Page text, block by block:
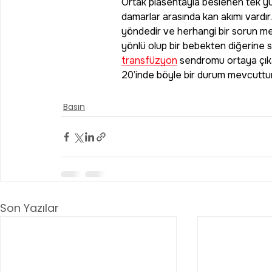
Basın
Son Yazılar